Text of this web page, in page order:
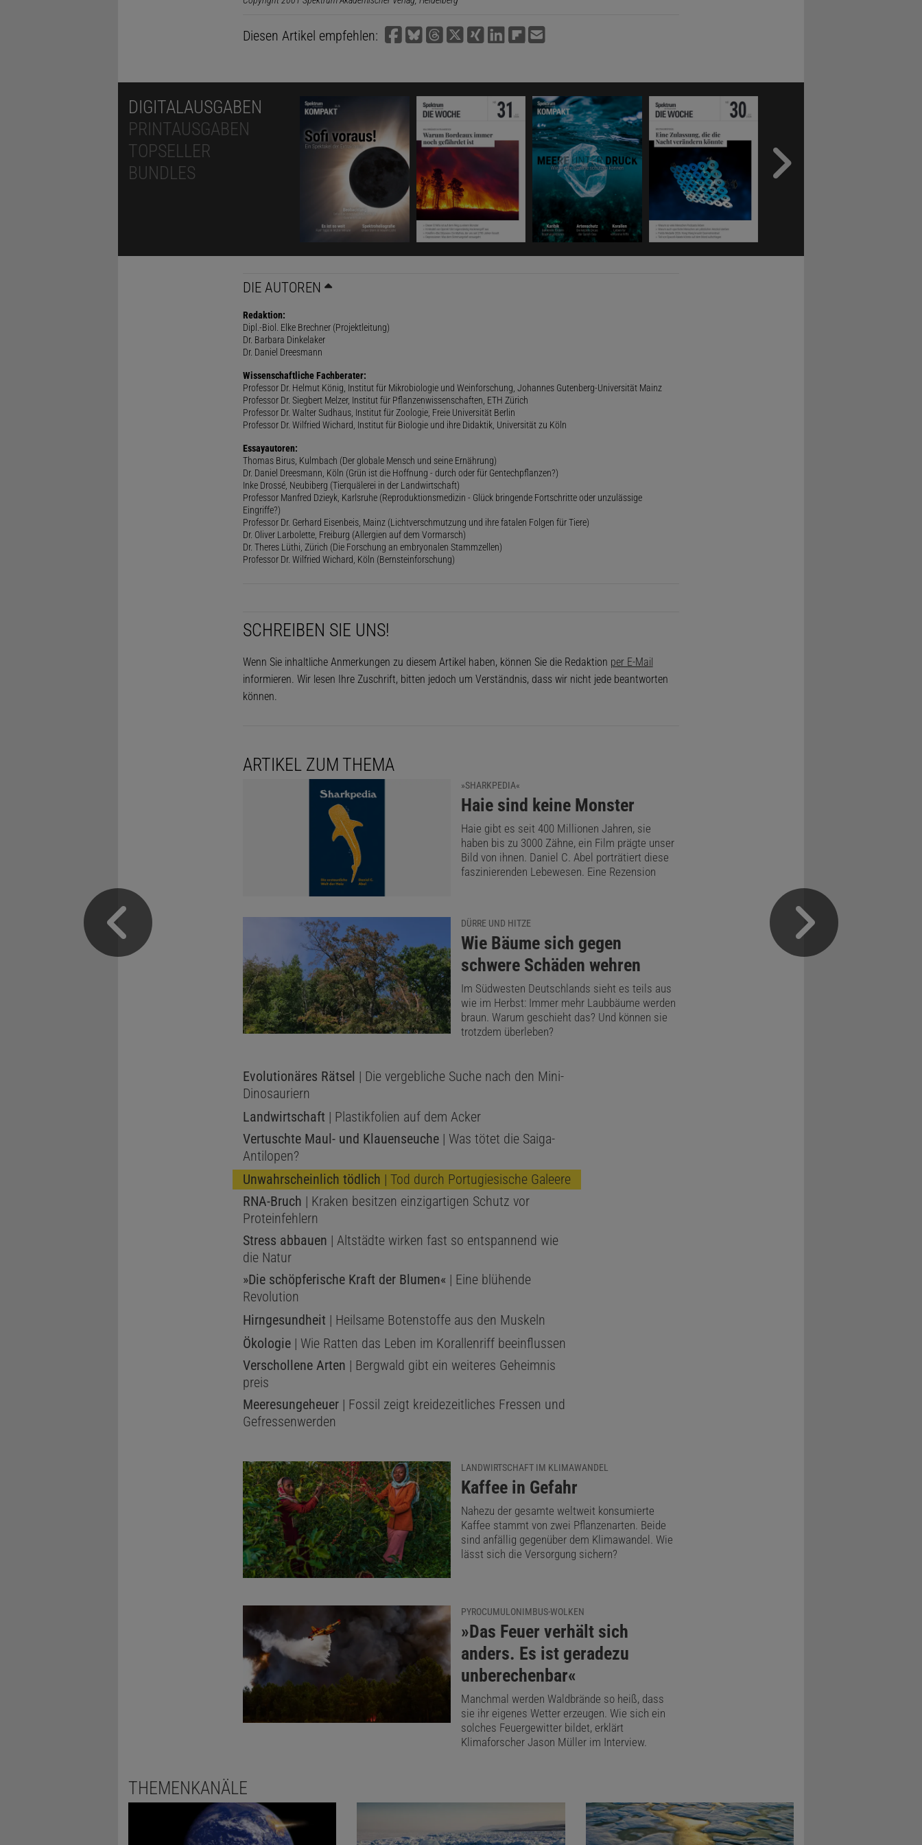
Diesen Artikel empfehlen:
DIGITALAUSGABEN
PRINTAUSGABEN
TOPSELLER
BUNDLES
DIE AUTOREN
Redaktion:
Dipl.-Biol. Elke Brechner (Projektleitung)
Dr. Barbara Dinkelaker
Dr. Daniel Dreesmann
Wissenschaftliche Fachberater:
Professor Dr. Helmut König, Institut für Mikrobiologie und Weinforschung, Johannes Gutenberg-Universität Mainz
Professor Dr. Siegbert Melzer, Institut für Pflanzenwissenschaften, ETH Zürich
Professor Dr. Walter Sudhaus, Institut für Zoologie, Freie Universität Berlin
Professor Dr. Wilfried Wichard, Institut für Biologie und ihre Didaktik, Universität zu Köln
Essayautoren:
Thomas Birus, Kulmbach (Der globale Mensch und seine Ernährung)
Dr. Daniel Dreesmann, Köln (Grün ist die Hoffnung - durch oder für Gentechpflanzen?)
Inke Drossé, Neubiberg (Tierquälerei in der Landwirtschaft)
Professor Manfred Dzieyk, Karlsruhe (Reproduktionsmedizin - Glück bringende Fortschritte oder unzulässige
Eingriffe?)
Professor Dr. Gerhard Eisenbeis, Mainz (Lichtverschmutzung und ihre fatalen Folgen für Tiere)
Dr. Oliver Larbolette, Freiburg (Allergien auf dem Vormarsch)
Dr. Theres Lüthi, Zürich (Die Forschung an embryonalen Stammzellen)
Professor Dr. Wilfried Wichard, Köln (Bernsteinforschung)
SCHREIBEN SIE UNS!
Wenn Sie inhaltliche Anmerkungen zu diesem Artikel haben, können Sie die Redaktion per E-Mail
informieren. Wir lesen Ihre Zuschrift, bitten jedoch um Verständnis, dass wir nicht jede beantworten
können.
ARTIKEL ZUM THEMA
»SHARKPEDIA«
:
Haie sind keine Monster
Haie gibt es seit 400 Millionen Jahren, sie
haben bis zu 3000 Zähne, ein Film prägte unser
Bild von ihnen. Daniel C. Abel porträtiert diese
faszinierenden Lebewesen. Eine Rezension
DÜRRE UND HITZE
:
Wie Bäume sich gegen
schwere Schäden wehren
Im Südwesten Deutschlands sieht es teils aus
wie im Herbst: Immer mehr Laubbäume werden
braun. Warum geschieht das? Und können sie
trotzdem überleben?
Evolutionäres Rätsel | Die vergebliche Suche nach den Mini-
Dinosauriern
Landwirtschaft | Plastikfolien auf dem Acker
Vertuschte Maul- und Klauenseuche| Was tötet die Saiga-
Antilopen?
Unwahrscheinlich tödlich | Tod durch Portugiesische Galeere
RNA-Bruch | Kraken besitzen einzigartigen Schutz vor
Proteinfehlern
Stress abbauen | Altstädte wirken fast so entspannend wie
die Natur
»Die schöpferische Kraft der Blumen« | Eine blühende
Revolution
Hirngesundheit | Heilsame Botenstoffe aus den Muskeln
Ökologie| Wie Ratten das Leben im Korallenriff beeinflussen
Verschollene Arten | Bergwald gibt ein weiteres Geheimnis
preis
Meeresungeheuer| Fossil zeigt kreidezeitliches Fressen und
Gefressenwerden
LANDWIRTSCHAFT IM KLIMAWANDEL
:
Kaffee in Gefahr
Nahezu der gesamte weltweit konsumierte
Kaffee stammt von zwei Pflanzenarten. Beide
sind anfällig gegenüber dem Klimawandel. Wie
lässt sich die Versorgung sichern?
PYROCUMULONIMBUS-WOLKEN
:
»Das Feuer verhält sich
anders. Es ist geradezu
unberechenbar«
Manchmal werden Waldbrände so heiß, dass
sie ihr eigenes Wetter erzeugen. Wie sich ein
solches Feuergewitter bildet, erklärt
Klimaforscher Jason Müller im Interview.
THEMENKANÄLE